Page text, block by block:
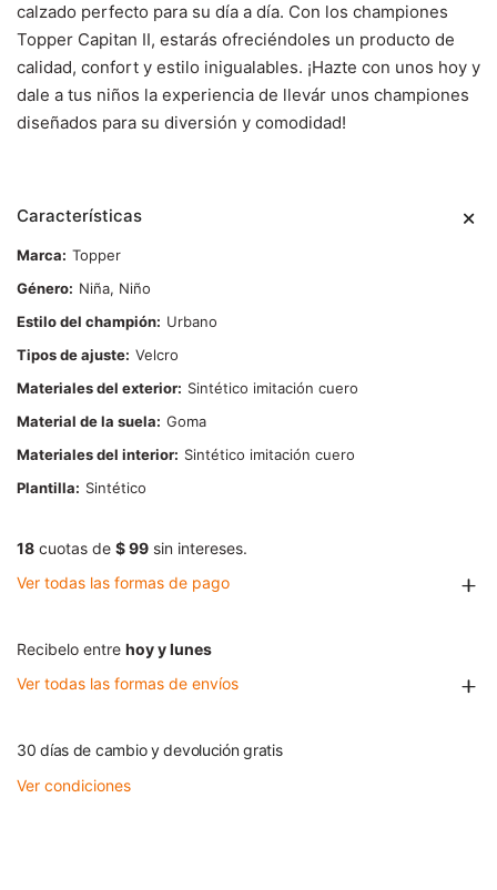
calzado perfecto para su día a día. Con los championes
Topper Capitan II, estarás ofreciéndoles un producto de
calidad, confort y estilo inigualables. ¡Hazte con unos hoy y
dale a tus niños la experiencia de llevár unos championes
diseñados para su diversión y comodidad!
Características
Marca
Topper
Género
Niña, Niño
Estilo del champión
Urbano
Tipos de ajuste Velcro
Materiales del exterior
Sintético imitación cuero
Material de la suela
Goma
Materiales del interior
Sintético imitación cuero
Plantilla
Sintético
18 cuotas de $ 99 sin intereses.
Ver todas las formas de pago
Recibelo entre hoy y lunes
Ver todas las formas de envíos
30 días de cambio y devolución gratis
Ver condiciones